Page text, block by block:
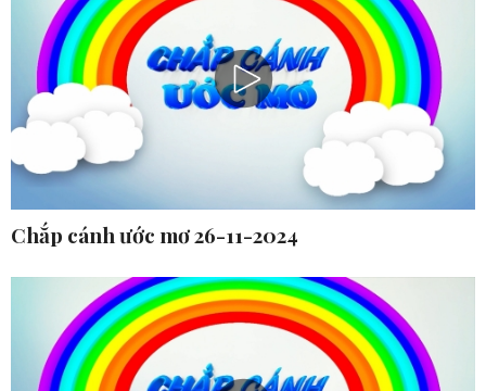
Chắp cánh ước mơ 26-11-2024